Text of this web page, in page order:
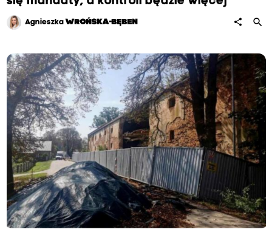
AgnieszkaWROŃSKA-BĘBEN share search